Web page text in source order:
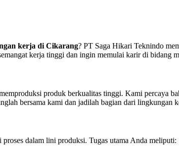
kerja di Cikarang? PT Saga Hikari Teknindo
kerja tinggi dan ingin memulai karir di bidang
produk berkualitas tinggi. Kami percaya
bersama kami dan jadilah bagian dari lingkungan
dalam lini produksi. Tugas utama Anda meliputi: